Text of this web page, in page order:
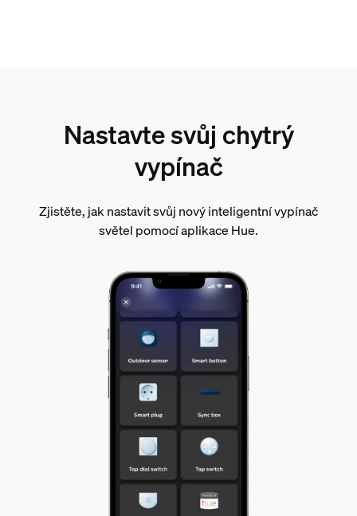
Nastavte svůj chytrý
vypínač
Zjistěte, jak nastavit svůj nový inteligentní vypínač
světel pomocí aplikace Hue.